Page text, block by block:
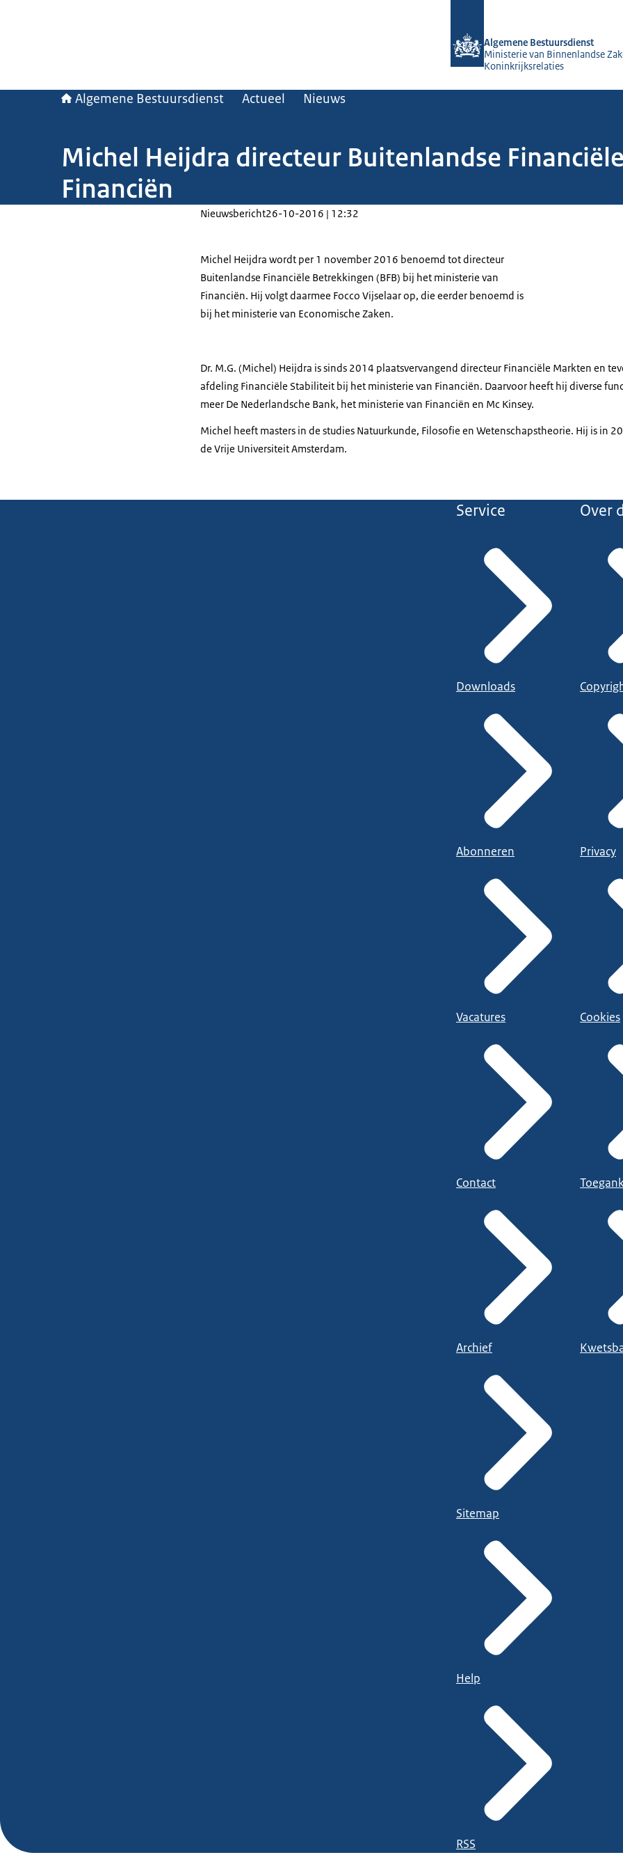
Algemene Bestuursdienst
Ministerie van Binnenlandse
Koninkrijksrelaties
Algemene Bestuursdienst Actueel Nieuws
Michel Heijdra directeur Buitenlandse
Financiën
Nieuwsbericht26-10-2016 | 12:32
Michel Heijdra wordt per 1 november 2016 benoemd tot directeur
Buitenlandse Financiële Betrekkingen (BFB) bij het ministerie van
Financiën. Hij volgt daarmee Focco Vijselaar op, die eerder benoemd is
bij het ministerie van Economische Zaken.
Dr. M.G. (Michel) Heijdra is sinds 2014 plaatsvervangend directeur Financiële Markten en
afdeling Financiële Stabiliteit bij het ministerie van Financiën. Daarvoor heeft hij diverse
meer De Nederlandsche Bank, het ministerie van Financiën en Mc Kinsey.
Michel heeft masters in de studies Natuurkunde, Filosofie en Wetenschapstheorie. Hij is in
de Vrije Universiteit Amsterdam.
Service
Downloads
Abonneren
Vacatures
Contact
Archief
Sitemap
Help
RSS
Over
Privacy
Cookies